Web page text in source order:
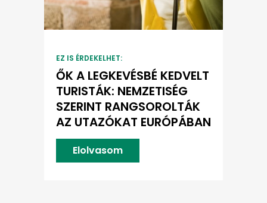
EZ IS ÉRDEKELHET:
ŐK A LEGKEVÉSBÉ KEDVELT
TURISTÁK: NEMZETISÉG
SZERINT RANGSOROLTÁK
AZ UTAZÓKAT EURÓPÁBAN
Elolvasom